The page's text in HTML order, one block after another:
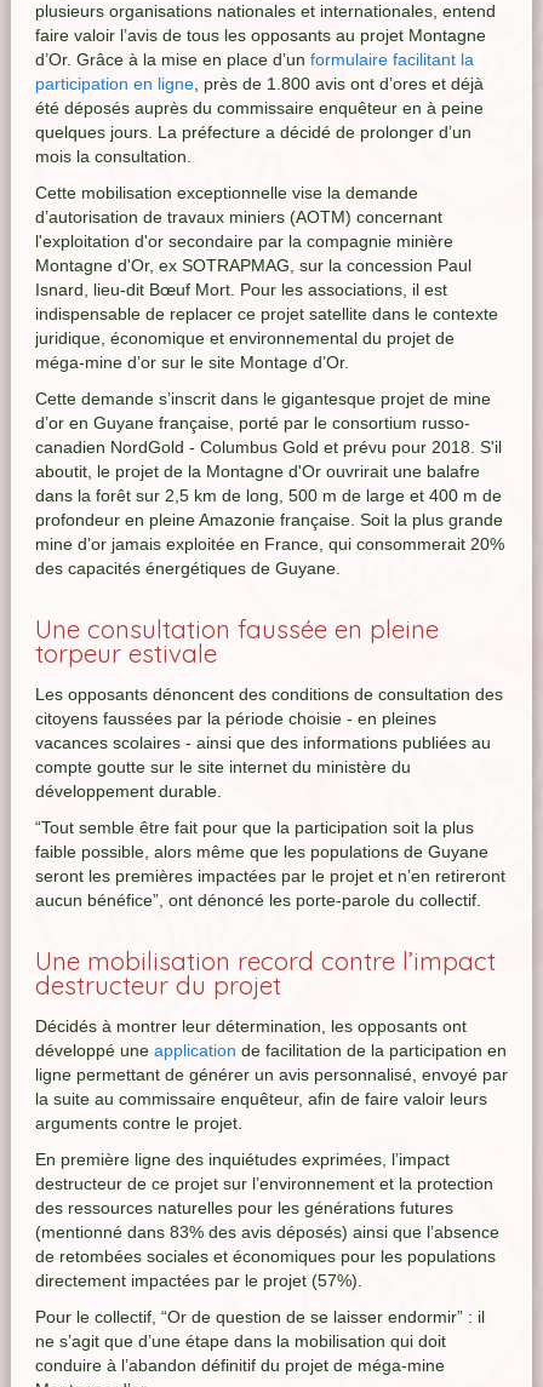
plusieurs organisations nationales et internationales, entend
faire valoir l’avis de tous les opposants au projet Montagne
d’Or. Grâce à la mise en place d’un formulaire facilitant la
participation en ligne, près de 1.800 avis ont d’ores et déjà
été déposés auprès du commissaire enquêteur en à peine
quelques jours. La préfecture a décidé de prolonger d’un
mois la consultation.
Cette mobilisation exceptionnelle vise la demande
d’autorisation de travaux miniers (AOTM) concernant
l'exploitation d'or secondaire par la compagnie minière
Montagne d'Or, ex SOTRAPMAG, sur la concession Paul
Isnard, lieu-dit Bœuf Mort. Pour les associations, il est
indispensable de replacer ce projet satellite dans le contexte
juridique, économique et environnemental du projet de
méga-mine d’or sur le site Montage d’Or.
Cette demande s’inscrit dans le gigantesque projet de mine
d’or en Guyane française, porté par le consortium russo-
canadien NordGold - Columbus Gold et prévu pour 2018. S'il
aboutit, le projet de la Montagne d'Or ouvrirait une balafre
dans la forêt sur 2,5 km de long, 500 m de large et 400 m de
profondeur en pleine Amazonie française. Soit la plus grande
mine d’or jamais exploitée en France, qui consommerait 20%
des capacités énergétiques de Guyane.
Une consultation faussée en pleine
torpeur estivale
Les opposants dénoncent des conditions de consultation des
citoyens faussées par la période choisie - en pleines
vacances scolaires - ainsi que des informations publiées au
compte goutte sur le site internet du ministère du
développement durable.
“Tout semble être fait pour que la participation soit la plus
faible possible, alors même que les populations de Guyane
seront les premières impactées par le projet et n’en retireront
aucun bénéfice”, ont dénoncé les porte-parole du collectif.
Une mobilisation record contre l’impact
destructeur du projet
Décidés à montrer leur détermination, les opposants ont
développé une application de facilitation de la participation en
ligne permettant de générer un avis personnalisé, envoyé par
la suite au commissaire enquêteur, afin de faire valoir leurs
arguments contre le projet.
En première ligne des inquiétudes exprimées, l’impact
destructeur de ce projet sur l’environnement et la protection
des ressources naturelles pour les générations futures
(mentionné dans 83% des avis déposés) ainsi que l’absence
de retombées sociales et économiques pour les populations
directement impactées par le projet (57%).
Pour le collectif, “Or dequestion dese laisser endormir” : il
ne s’agit que d’une étape dans la mobilisation qui doit
conduire à l’abandon définitif du projet de méga-mine